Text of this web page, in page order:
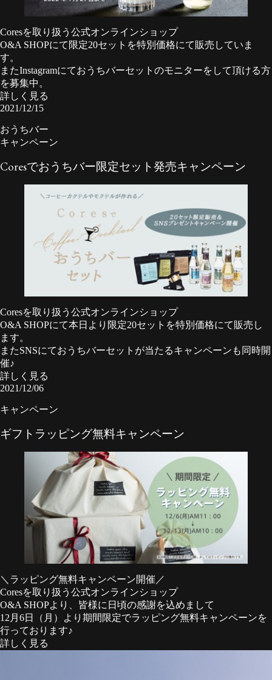
Coresを取り扱う公式オンラインショップ
O&A SHOPにて限定20セットを特別価格にて販売していま
す。
またInstagramにておうちバーセットのモニターをして頂ける方
を募集中。
詳しく見る
2021/12/15
おうちバー
キャンペーン
Coresでおうちバー限定セット発売キャンペーン
Coresを取り扱う公式オンラインショップ
O&A SHOPにて本日より限定20セットを特別価格にて販売し
ます。
またSNSにておうちバーセットが当たるキャンペーン も同時開
催♪
詳しく見る
2021/12/06
キャンペーン
ギフトラッピング無料キャンペーン
＼ラッピング無料キャンペーン開催／
Coresを取り扱う公式オンラインショップ
O&A SHOPより、皆様に日頃の感謝を込めまして
12月6日（月）より期間限定でラッピング無料キャンペーンを
行っております♪
詳しく見る